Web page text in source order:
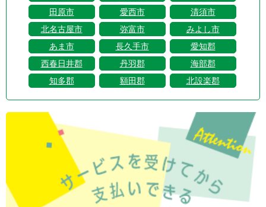
田原市
愛西市
清須市
北名古屋市
弥富市
みよし市
あま市
長久手市
愛知郡
西春日井郡
丹羽郡
海部郡
知多郡
額田郡 北設楽郡